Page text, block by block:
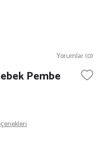
Yorumlar (0)
Pembe